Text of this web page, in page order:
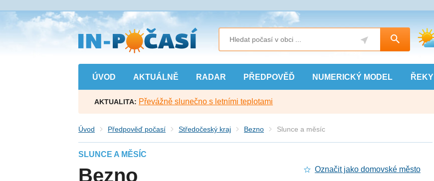
Přejít
na
hlavní
obsah
ÚVOD AKTUÁLNĚ RADAR PŘEDPOVĚĎ NUMERICKÝ MODEL ŘEKY
AKTUALITA: Převážně slunečno s letními teplotami
Úvod Předpověď počasí Středočeský kraj Bezno Slunce a měsíc
SLUNCE A MĚSÍC
Bezno Označit jako domovské město